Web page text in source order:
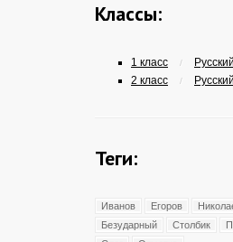
Классы:
1 класс /
2 класс
/
Теги:
Иванов Егоров
Безударный
Столбик